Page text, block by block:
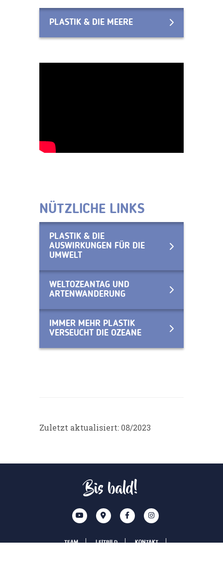
PLASTIK & DIE MEERE
NÜTZLICHE LINKS
PLASTIK & DIE
AUSWIRKUNGEN FÜR DIE
UMWELT
WELTOZEANTAG UND
ARTENWANDERUNG
IMMER MEHR PLASTIK
VERSEUCHT DIE OZEANE
Zuletzt aktualisiert: 08/2023
Bis bald!
TEAM LEITBILD
KONTAKT